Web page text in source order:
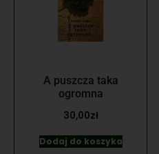
A puszcza taka
ogromna
30,00zł
Dodaj do koszyka